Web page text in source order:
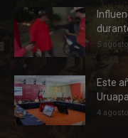
5
Este
4